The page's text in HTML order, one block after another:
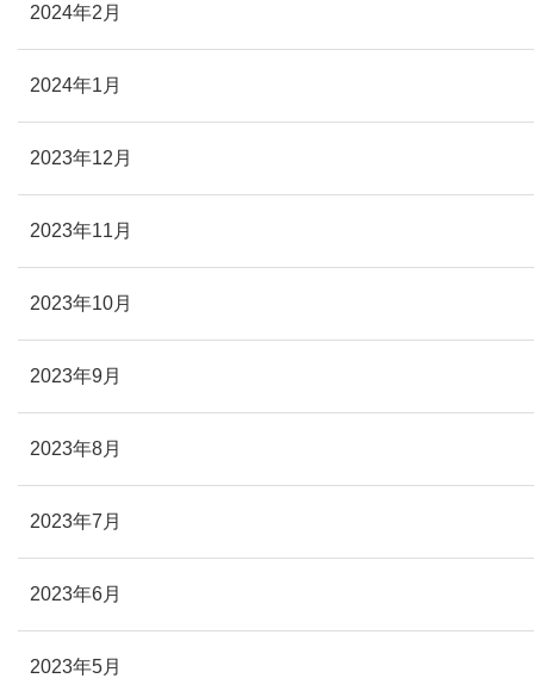
2024年2月
2024年1月
2023年12月
2023年11月
2023年10月
2023年9月
2023年8月
2023年7月
2023年6月
2023年5月